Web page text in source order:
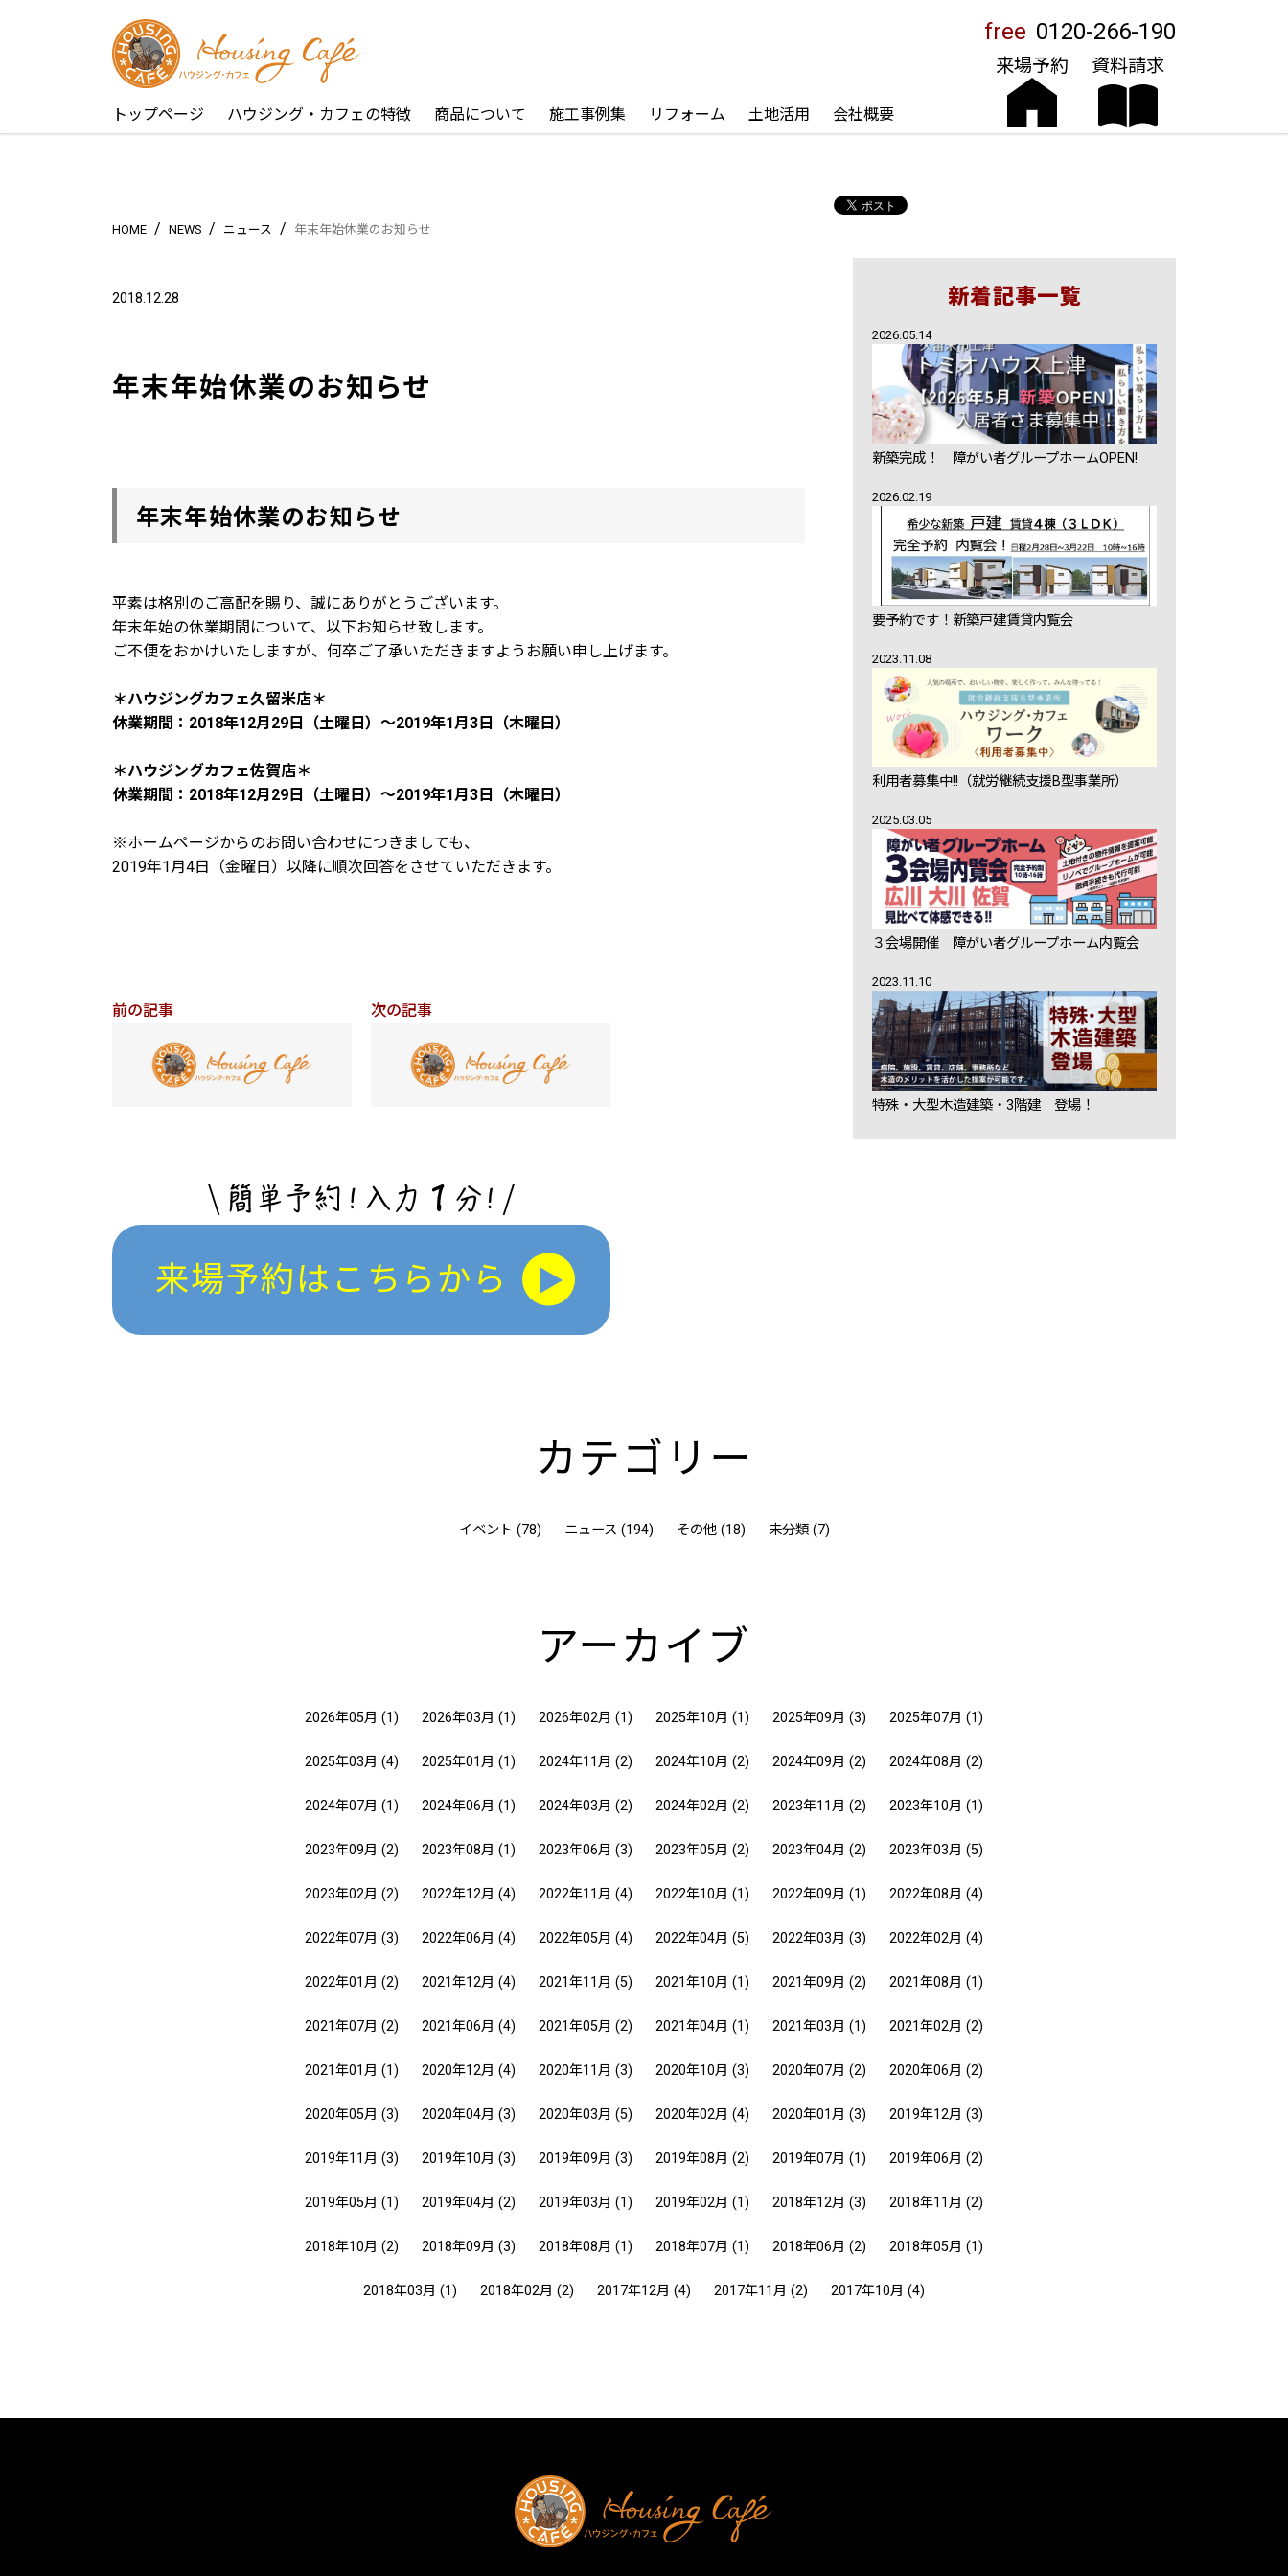
トップページ ハウジング・カフェの特徴 商品について 施工事例集 リフォーム 土地活用 会社概要
free 0120-266-190
来場予約 資料請求
HOME / NEWS / ニュース / 年末年始休業のお知らせ
2018.12.28
年末年始休業のお知らせ
年末年始休業のお知らせ
平素は格別のご高配を賜り、誠にありがとうございます。
年末年始の休業期間について、以下お知らせ致します。
ご不便をおかけいたしますが、何卒ご了承いただきますようお願い申し上げます。
＊ハウジングカフェ久留米店＊
休業期間：2018年12月29日（土曜日）～2019年1月3日（木曜日）
＊ハウジングカフェ佐賀店＊
休業期間：2018年12月29日（土曜日）～2019年1月3日（木曜日）
※ホームページからのお問い合わせにつきましても、
2019年1月4日（金曜日）以降に順次回答をさせていただきます。
前の記事 次の記事
来場予約はこちらから
新着記事一覧
2026.05.14
新築完成！ 障がい者グループホームOPEN!
2026.02.19
要予約です！新築戸建賃貸内覧会
2023.11.08
利用者募集中!!（就労継続支援B型事業所）
2025.03.05
３会場開催 障がい者グループホーム内覧会
2023.11.10
特殊・大型木造建築・3階建 登場！
カテゴリー
イベント (78) ニュース (194) その他 (18) 未分類 (7)
アーカイブ
2026年05月 (1) 2026年03月 (1) 2026年02月 (1) 2025年10月 (1) 2025年09月 (3) 2025年07月 (1)
2025年03月 (4) 2025年01月 (1) 2024年11月 (2) 2024年10月 (2) 2024年09月 (2) 2024年08月 (2)
2024年07月 (1) 2024年06月 (1) 2024年03月 (2) 2024年02月 (2) 2023年11月 (2) 2023年10月 (1)
2023年09月 (2) 2023年08月 (1) 2023年06月 (3) 2023年05月 (2) 2023年04月 (2) 2023年03月 (5)
2023年02月 (2) 2022年12月 (4) 2022年11月 (4) 2022年10月 (1) 2022年09月 (1) 2022年08月 (4)
2022年07月 (3) 2022年06月 (4) 2022年05月 (4) 2022年04月 (5) 2022年03月 (3) 2022年02月 (4)
2022年01月 (2) 2021年12月 (4) 2021年11月 (5) 2021年10月 (1) 2021年09月 (2) 2021年08月 (1)
2021年07月 (2) 2021年06月 (4) 2021年05月 (2) 2021年04月 (1) 2021年03月 (1) 2021年02月 (2)
2021年01月 (1) 2020年12月 (4) 2020年11月 (3) 2020年10月 (3) 2020年07月 (2) 2020年06月 (2)
2020年05月 (3) 2020年04月 (3) 2020年03月 (5) 2020年02月 (4) 2020年01月 (3) 2019年12月 (3)
2019年11月 (3) 2019年10月 (3) 2019年09月 (3) 2019年08月 (2) 2019年07月 (1) 2019年06月 (2)
2019年05月 (1) 2019年04月 (2) 2019年03月 (1) 2019年02月 (1) 2018年12月 (3) 2018年11月 (2)
2018年10月 (2) 2018年09月 (3) 2018年08月 (1) 2018年07月 (1) 2018年06月 (2) 2018年05月 (1)
2018年03月 (1) 2018年02月 (2) 2017年12月 (4) 2017年11月 (2) 2017年10月 (4)